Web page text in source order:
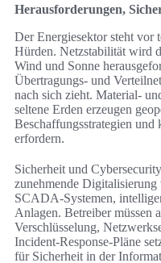
Herausforderungen,
Der Energiesektor steht vor
Hürden. Netzstabilität wird
Wind und Sonne
Übertragungs- und
nach sich zieht. Material-
seltene Erden erzeugen
Beschaffungsstrategien
erfordern.
Sicherheit und
zunehmende
SCADA-Systemen,
Anlagen. Betreiber müssen
Verschlüsselung,
Incident-Response-Pläne
für Sicherheit in der